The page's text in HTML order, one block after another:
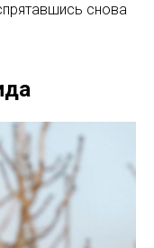
снова